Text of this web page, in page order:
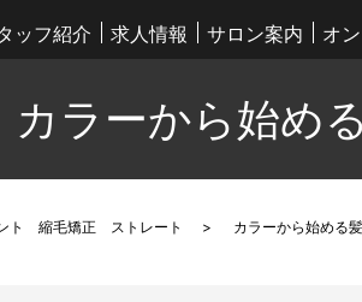
ッフ紹介 求人情報 サロン案内 オ
カラーから始め
ト 縮毛矯正 ストレート カラーから始める